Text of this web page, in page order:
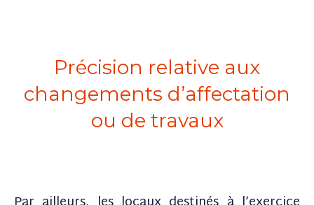
Précision relative aux
changements d’affectation
ou de travaux